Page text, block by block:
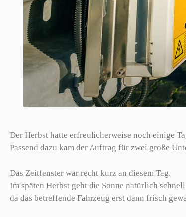
Der Herbst hatte erfreulicherweise noch einige
Passend dazu kam der Auftrag für zwei große
Das Zeitfenster war recht kurz an diesem Tag.
Im späten Herbst geht die Sonne natürlich
da das betreffende Fahrzeug erst dann frisch